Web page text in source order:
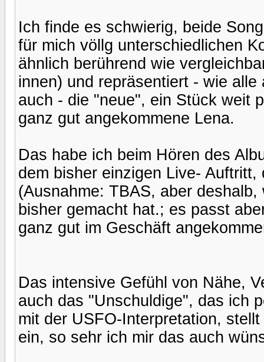
Ich finde es schwierig, beide
für mich völlg unterschiedlichen
ähnlich berührend wie
innen) und repräsentiert - wie
auch - die "neue", ein Stück weit
ganz gut angekommene Lena.
Das habe ich beim Hören des
dem bisher einzigen Live-
(Ausnahme: TBAS, aber
bisher gemacht hat.; es passt
ganz gut im Geschäft
Das intensive Gefühl von Nähe,
auch das "Unschuldige", das ich
mit der USFO-Interpretation,
ein, so sehr ich mir das auch